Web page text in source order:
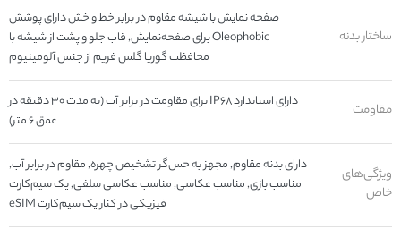
ساختار بدنه
صفحه نمایش با شیشه مقاوم در برابر خط و خش دارای پوشش
Oleophobic برای صفحه‌نمایش, قاب جلو و پشت از شیشه با
محافظت گوریا گلس فریم از جنس آلومینیوم
مقاومت
دارای استاندارد IP۶۸ برای مقاومت در برابر آب (به مدت ۳۰ دقیقه در
عمق ۶ متر)
ویژگی‌های
خاص
دارای بدنه مقاوم, مجهز به حس‌گر تشخیص چهره, مقاوم در برابر آب,
مناسب بازی, مناسب عکاسی, مناسب عکاسی سلفی, یک سیم‌کارت
فیزیکی در کنار یک سیم‌کارت eSIM